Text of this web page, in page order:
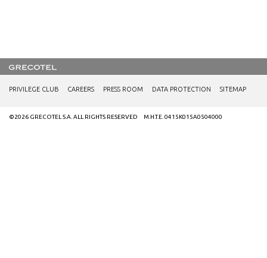
PRIVILEGE CLUB CAREERS PRESS ROOM DATA PROTECTION SITEMAP
©2026 GRECOTEL S.A. ALL RIGHTS RESERVED M.H.T.E. 0415K015A0504000